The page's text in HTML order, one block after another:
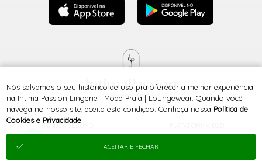
SITE 100% SEGURO
® TODOS DIREITOS RESERVADOS
Nós salvamos o seu histórico de uso pra oferecer a melhor experiência
na Intima Passion Lingerie | Moda Praia | Loungewear. Quando você
navega no nosso site, aceita esta condição. Conheça nossa Política de
Cookies e Privacidade
ACEITAR E FECHAR